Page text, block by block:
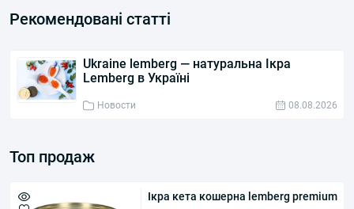
Рекомендовані статті
Ukraine lemberg — натуральна Ікра
Lemberg в Україні
Новости 08.08.2026
Топ продаж
Ікра кета кошерна lemberg premium